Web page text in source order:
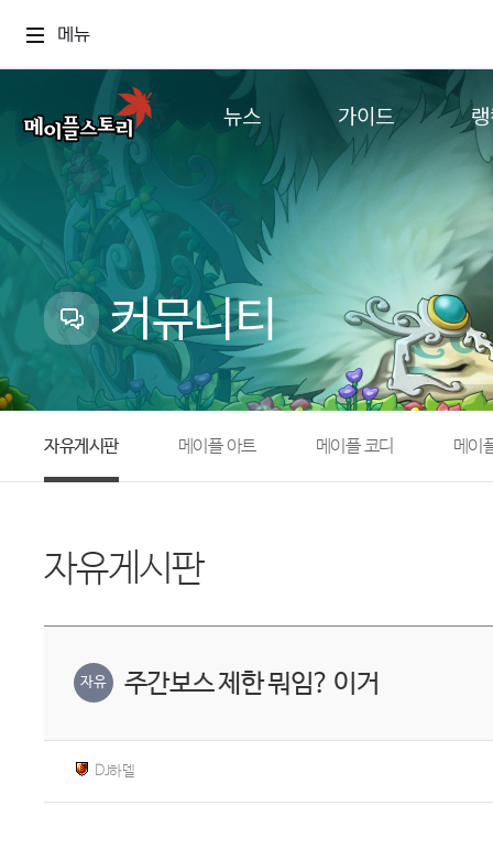
메뉴
뉴스
업데이트
이벤트
캐시샵 공지
메이플 알림판
with maple
가이드
추가정보
컨텐
커뮤니티
자유게시판 메이플 아트 메이플 코디 메이
자유게시판
자유 주간보스 제한 뭐임? 이거
DJ하델